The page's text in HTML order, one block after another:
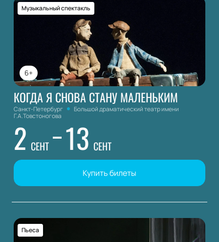
6+
Музыкальный спектакль
КОГДА Я СНОВА СТАНУ МАЛЕНЬКИМ
Санкт-Петербург
Большой драматический театр имени
Г.А.Товстоногова
2 СЕНТ 13 СЕНТ
Купить билеты
Пьеса